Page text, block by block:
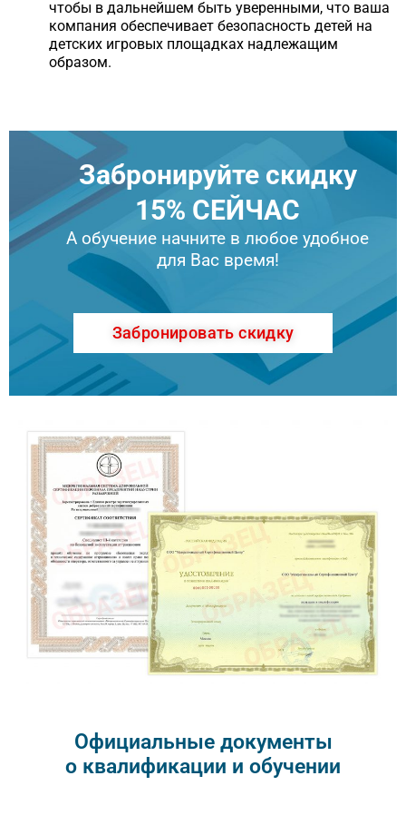
чтобы в дальнейшем быть уверенными, что ваша
компания обеспечивает безопасность детей на
детских игровых площадках надлежащим
образом.
Забронируйте скидку
15% СЕЙЧАС
А обучение начните в любое удобное
для Вас время!
Забронировать скидку
Официальные документы
о квалификации и обучении